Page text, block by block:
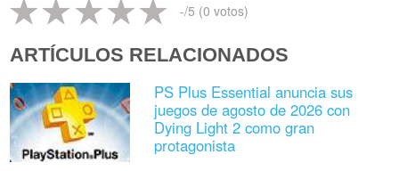
-/5 (0 votos)
ARTÍCULOS RELACIONADOS
PS Plus Essential anuncia sus
juegos de agosto de 2026 con
Dying Light 2 como gran
protagonista